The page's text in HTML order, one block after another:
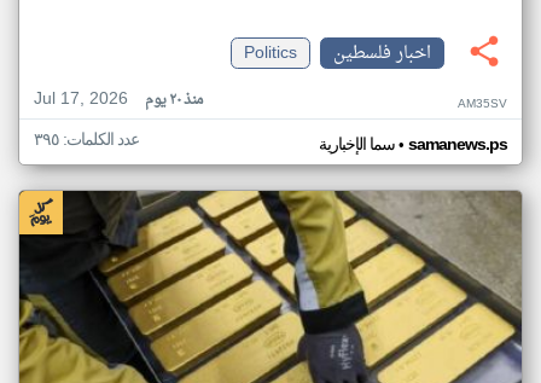
اخبار فلسطين
Politics
Jul 17, 2026
منذ ٢٠ يوم AM35SV
سما الإخبارية• samanews.ps عدد الكلمات: ٣٩٥